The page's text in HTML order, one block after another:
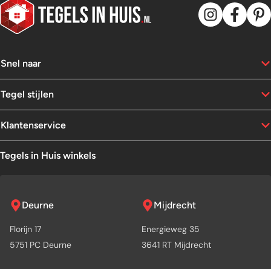
Snel naar
Tegel stijlen
Klantenservice
Tegels in Huis winkels
Deurne
Florijn 17
5751 PC Deurne
Mijdrecht
Energieweg 35
3641 RT Mijdrecht